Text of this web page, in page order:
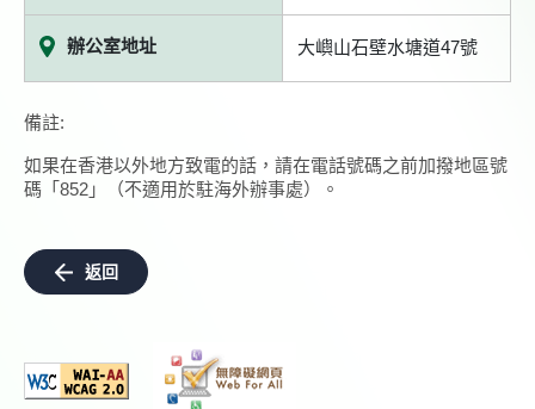
辦公室地址 大嶼山石壁水塘道47號
備註:
如果在香港以外地方致電的話，請在電話號碼之前加撥地區號
碼「852」（不適用於駐海外辦事處）。
返回